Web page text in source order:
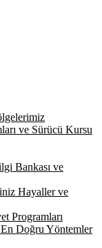
ve Sürücü Kursu
Bankası ve
Hayaller ve
Programları
Doğru Yöntemler